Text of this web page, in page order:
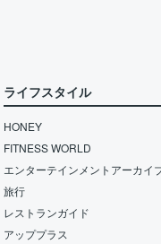
ライフスタイル
HONEY
FITNESS WORLD
エンターテインメントアーカイ
旅行
レストランガイド
アッププラス